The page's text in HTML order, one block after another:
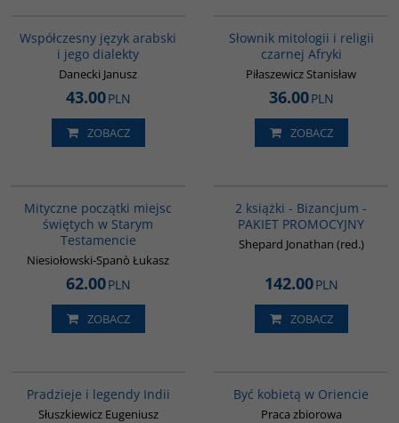
Współczesny język arabski
i jego dialekty
Danecki Janusz
43.00PLN
ZOBACZ
Słownik mitologii i religii
czarnej Afryki
Piłaszewicz Stanisław
36.00PLN
ZOBACZ
Mityczne początki miejsc
świętych w Starym
Testamencie
Niesiołowski-Spanò Łukasz
62.00PLN
ZOBACZ
2 książki - Bizancjum -
PAKIET PROMOCYJNY
Shepard Jonathan (red.)
142.00PLN
ZOBACZ
Pradzieje i legendy Indii
Słuszkiewicz Eugeniusz
Być kobietą w Oriencie
Praca zbiorowa